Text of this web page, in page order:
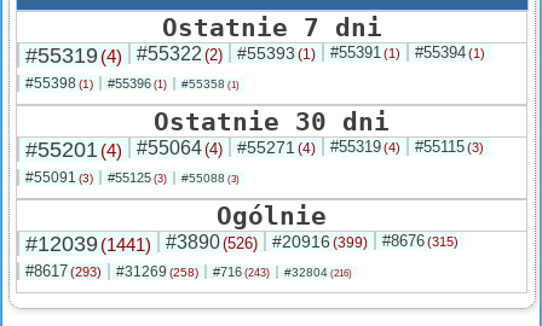
Ostatnie 7 dni
#55319(4) #55322 (2) #55393 (1) #55391(1) #55394(1)
#55398 (1) #55396 (1) #55358 (1)
Ostatnie 30 dni
#55201(4) #55064(4) #55271 (4) #55319(4) #55115(3)
#55091 (3) #55125 (3) #55088 (3)
Ogólnie
#12039(1441) #3890(526) #20916 (399) #8676(315)
#8617(293) #31269 (258) #716 (243) #32804 (216)